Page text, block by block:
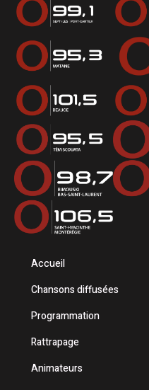
Accueil
Chansons diffusées
Programmation
Rattrapage
Animateurs